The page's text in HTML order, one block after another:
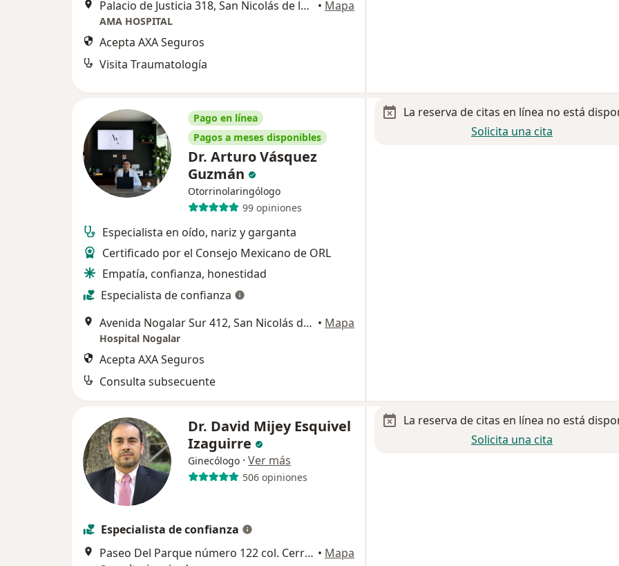
Palacio de Justicia 318, San Nicolás de los Garza • Mapa
AMA HOSPITAL
Acepta AXA Seguros
Visita Traumatología
Pago en línea
Pagos a meses disponibles
Dr. Arturo Vásquez
Guzmán
Otorrinolaringólogo
99 opiniones
Especialista en oído, nariz y garganta
Certificado por el Consejo Mexicano de ORL
Empatía, confianza, honestidad
Especialista de confianza
Avenida Nogalar Sur 412, San Nicolás de los Garza • Mapa
Hospital Nogalar
Acepta AXA Seguros
Consulta subsecuente
La reserva de citas en línea no está
Solicita una cita
Dr. David Mijey Esquivel
Izaguirre
Ginecólogo · Ver más
506 opiniones
Especialista de confianza
Paseo Del Parque número 122 col. Cerradas del parque, Apodaca • Mapa
La reserva de citas en línea no está
Solicita una cita